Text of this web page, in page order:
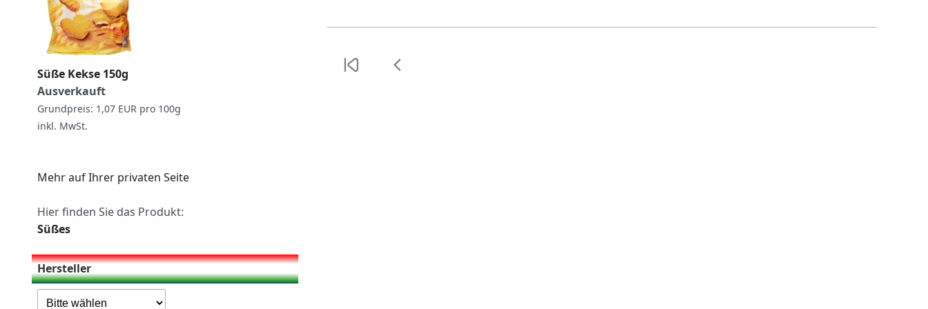
Süße Kekse 150g
Ausverkauft
Grundpreis: 1,07 EUR pro 100g
inkl. MwSt.
Mehr auf Ihrer privaten Seite
Hier finden Sie das Produkt:
Süßes
Hersteller